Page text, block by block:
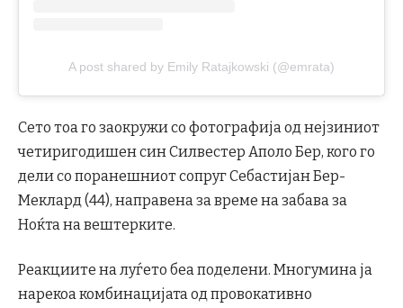
A post shared by Emily Ratajkowski (@emrata)
Сето тоа го заокружи со фотографија од нејзиниот
четиригодишен син Силвестер Аполо Бер, кого го
дели со поранешниот сопруг Себастијан Бер-
Меклард (44), направена за време на забава за
Ноќта на вештерките.
Реакциите на луѓето беа поделени. Многумина ја
нарекоа комбинацијата од провокативно